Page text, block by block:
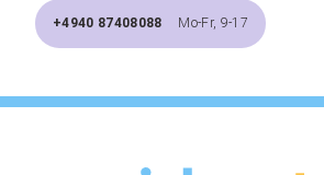
+4940 87408088 Mo-Fr, 9-17